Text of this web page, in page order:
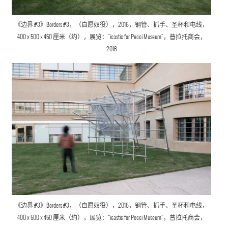
《边界 #3》Borders #3，（自愿奴役），2016，钢管、抓手、圣杯和电线，
400 x 500 x 450 厘米（约），展览：“icastic for Pecci Museum”，普拉托商会，
2016
《边界 #3》Borders #3，（自愿奴役），2016，钢管、抓手、圣杯和电线，
400 x 500 x 450 厘米（约），展览：“icastic for Pecci Museum”，普拉托商会，